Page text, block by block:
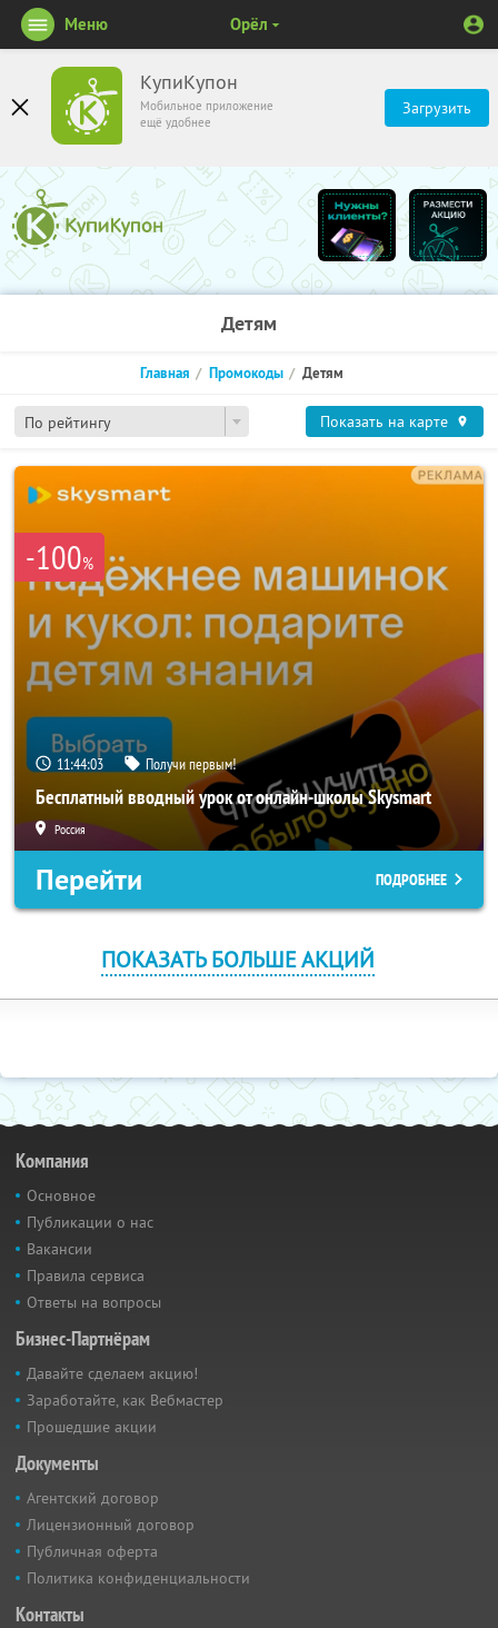
КупиКупон
Мобильное приложение
ещё удобнее
Загрузить
Меню Орёл
Детям
По рейтингу
Главная Промокоды Детям
Показать на карте
-100%
11:44:03 Получи первым!
Бесплатный вводный урок от онлайн-школы Skysmart
Россия
Перейти ПОДРОБНЕЕ
ПОКАЗАТЬ БОЛЬШЕ АКЦИЙ
Компания
Основное
Публикации о нас
Вакансии
Правила сервиса
Ответы на вопросы
Бизнес-Партнёрам
Давайте сделаем акцию!
Заработайте, как Вебмастер
Прошедшие акции
Документы
Агентский договор
Лицензионный договор
Публичная оферта
Политика конфиденциальности
Контакты